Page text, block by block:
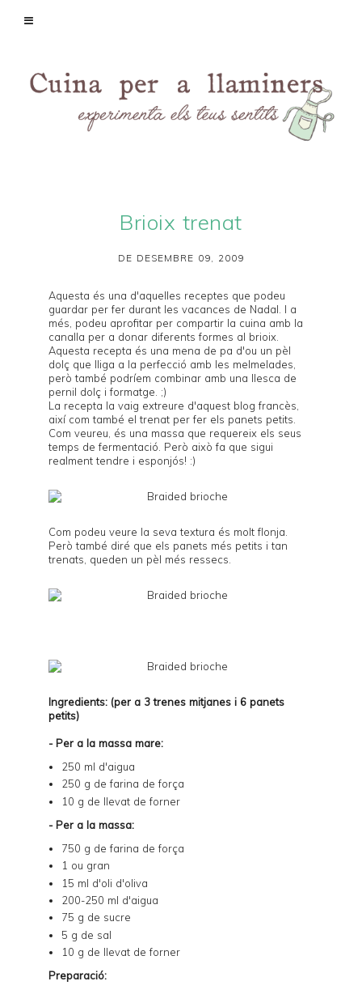
Brioix trenat
DE DESEMBRE 09, 2009
Aquesta és una d'aquelles receptes que podeu
guardar per fer durant les vacances de Nadal. I a
més, podeu aprofitar per compartir la cuina amb la
canalla per a donar diferents formes al brioix.
Aquesta recepta és una mena de pa d'ou un pèl
dolç que lliga a la perfecció amb les melmelades,
però també podríem combinar amb una llesca de
pernil dolç i formatge. ;)
La recepta la vaig extreure d'aquest blog francès,
així com també el trenat per fer els panets petits.
Com veureu, és una massa que requereix els seus
temps de fermentació. Però això fa que sigui
realment tendre i esponjós! :)
Com podeu veure la seva textura és molt flonja.
Però també diré que els panets més petits i tan
trenats, queden un pèl més ressecs.
Ingredients: (per a 3 trenes mitjanes i 6 panets
petits)
- Per a la massa mare:
250 ml d'aigua
250 g de farina de força
10 g de llevat de forner
- Per a la massa:
750 g de farina de força
1 ou gran
15 ml d'oli d'oliva
200-250 ml d'aigua
75 g de sucre
5 g de sal
10 g de llevat de forner
Preparació: